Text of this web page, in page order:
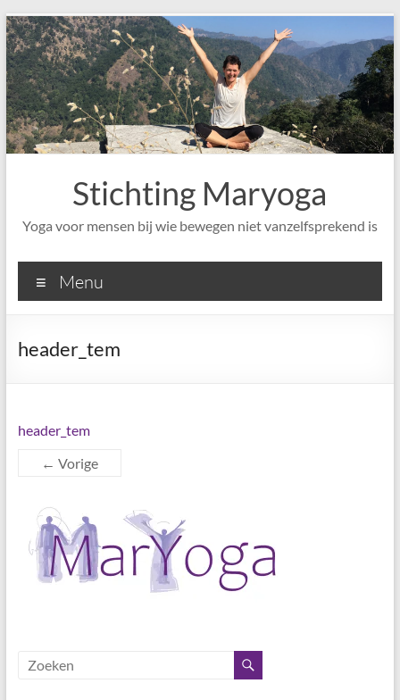
Ga
naar
de
inhoud
Stichting Maryoga
Yoga voor mensen bij wie bewegen niet vanzelfsprekend is
Menu
header_tem
header_tem
← Vorige